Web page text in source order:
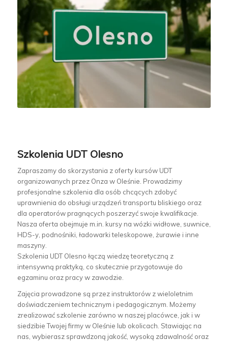
Szkolenia UDT Olesno
Zapraszamy do skorzystania z oferty kursów UDT
organizowanych przez Onza w Oleśnie. Prowadzimy
profesjonalne szkolenia dla osób chcących zdobyć
uprawnienia do obsługi urządzeń transportu bliskiego oraz
dla operatorów pragnących poszerzyć swoje kwalifikacje.
Nasza oferta obejmuje m.in. kursy na wózki widłowe, suwnice,
HDS-y, podnośniki, ładowarki teleskopowe, żurawie i inne
maszyny.
Szkolenia UDT Olesno łączą wiedzę teoretyczną z
intensywną praktyką, co skutecznie przygotowuje do
egzaminu oraz pracy w zawodzie.
Zajęcia prowadzone są przez instruktorów z wieloletnim
doświadczeniem technicznym i pedagogicznym. Możemy
zrealizować szkolenie zarówno w naszej placówce, jak i w
siedzibie Twojej firmy w Oleśnie lub okolicach. Stawiając na
nas, wybierasz sprawdzoną jakość, wysoką zdawalność oraz